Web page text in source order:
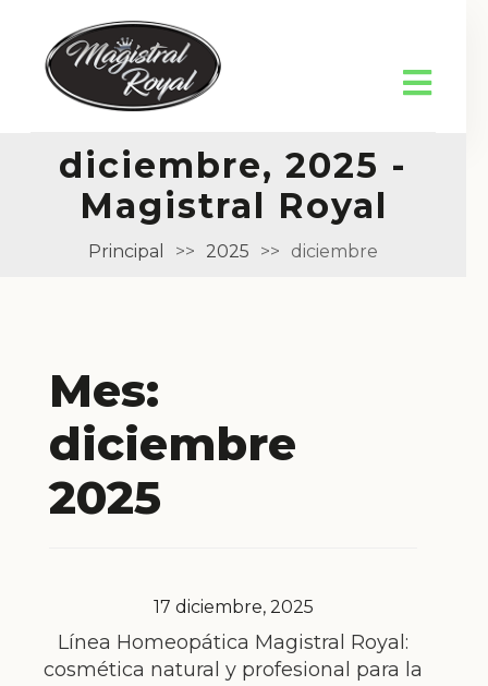
diciembre, 2025 -
Magistral Royal
Principal >> 2025 >> diciembre
Mes:
diciembre
2025
17 diciembre, 2025
Línea Homeopática Magistral Royal:
cosmética natural y profesional para la